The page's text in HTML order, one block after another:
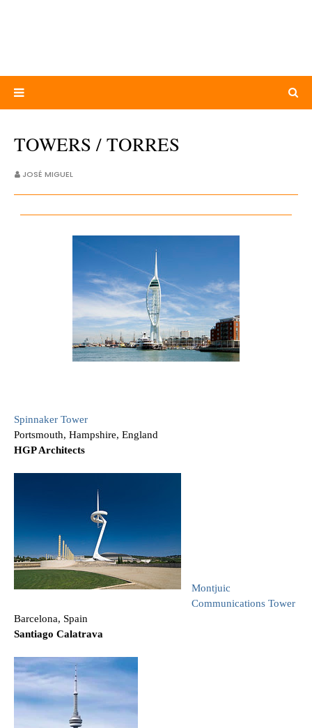
TOWERS / TORRES
JOSÉ MIGUEL
Spinnaker Tower
Portsmouth, Hampshire, England
HGP Architects
Montjuic
Communications Tower
Barcelona, Spain
Santiago Calatrava